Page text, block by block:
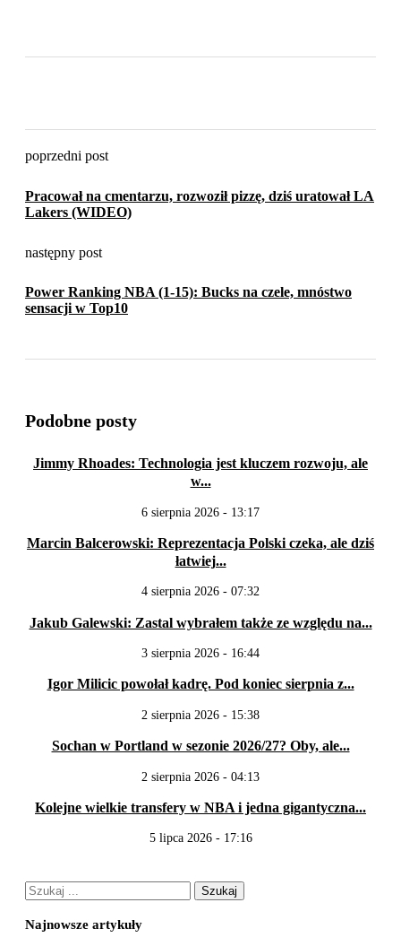
poprzedni post
Pracował na cmentarzu, rozwoził pizzę, dziś uratował LA
Lakers (WIDEO)
następny post
Power Ranking NBA (1-15): Bucks na czele, mnóstwo
sensacji w Top10
Podobne posty
Jimmy Rhoades: Technologia jest kluczem rozwoju, ale
w...
6 sierpnia 2026 - 13:17
Marcin Balcerowski: Reprezentacja Polski czeka, ale dziś
łatwiej...
4 sierpnia 2026 - 07:32
Jakub Galewski: Zastal wybrałem także ze względu na...
3 sierpnia 2026 - 16:44
Igor Milicic powołał kadrę. Pod koniec sierpnia z...
2 sierpnia 2026 - 15:38
Sochan w Portland w sezonie 2026/27? Oby, ale...
2 sierpnia 2026 - 04:13
Kolejne wielkie transfery w NBA i jedna gigantyczna...
5 lipca 2026 - 17:16
Najnowsze artykuły